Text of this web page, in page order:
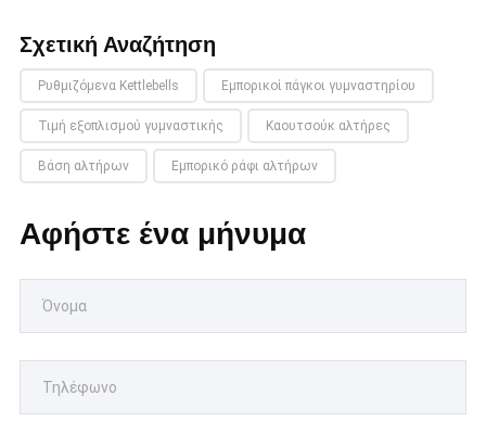
Σχετική Αναζήτηση
Ρυθμιζόμενα Kettlebells Εμπορικοί πάγκοι γυμναστηρίου
Τιμή εξοπλισμού γυμναστικής Καουτσούκ αλτήρες
Βάση αλτήρων Εμπορικό ράφι αλτήρων
Αφήστε ένα μήνυμα